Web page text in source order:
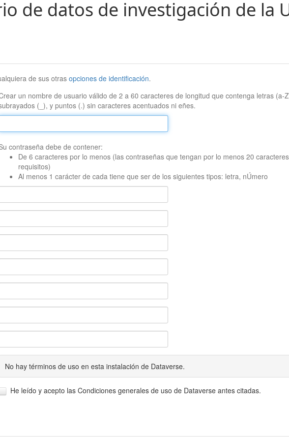
de datos de investigación de la
de sus otrasopciones de identificación.
un nombre de usuario válido de 2 a 60 caracteres de longitud que contenga letras (a-
(_), y puntos (.) sin caracteres acentuados ni eñes.
contraseña debe de contener:
De 6 caracteres por lo menos (las contraseñas que tengan por lo menos 20
requisitos)
Al menos 1 carácter de cada tiene que ser de los siguientes tipos: letra, nÚmero
No hay términos de uso en esta instalación de Dataverse.
He leído y acepto las Condiciones generales de uso de Dataverse antes citadas.